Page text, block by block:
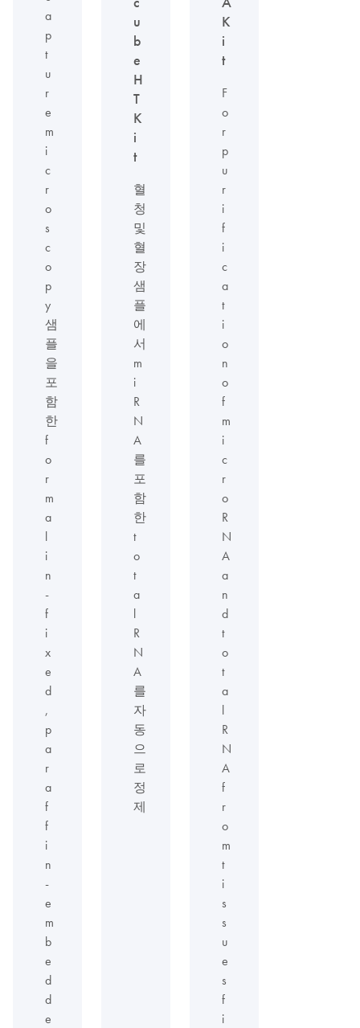
a
p
t
u
r
e
m
i
c
r
o
s
c
o
p
y
샘
플
을
포
함
한
f
o
r
m
a
l
i
n
-
f
i
x
e
d
,
p
a
r
a
f
f
i
n
-
e
m
b
e
d
d
e
u
b
e
H
T
K
i
t
혈
청
및
혈
장
샘
플
에
서
m
i
R
N
A
를
포
함
한
t
o
t
a
l
R
N
A
를
자
동
으
로
정
제
K
i
t
F
o
r
p
u
r
i
f
i
c
a
t
i
o
n
o
f
m
i
c
r
o
R
N
A
a
n
d
t
o
t
a
l
R
N
A
f
r
o
m
t
i
s
s
u
e
s
f
i